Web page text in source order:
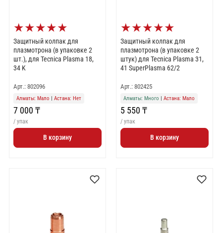
★★★★★
Защитный колпак для
плазмотрона (в упаковке 2
шт.), для Tecnica Plasma 18,
34 K
Арт.: 802096
Алматы: Мало | Астана: Нет
7 000 ₸
/ упак
В корзину
★★★★★
Защитный колпак для
плазмотрона (в упаковке 2
штук) для Tecnica Plasma 31,
41 SuperPlasma 62/2
Арт.: 802425
Алматы: Много | Астана: Мало
5 550 ₸
/ упак
В корзину